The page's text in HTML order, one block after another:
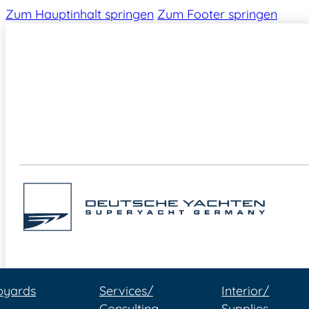
Zum Hauptinhalt springen Zum Footer springen
Services/
Interior/